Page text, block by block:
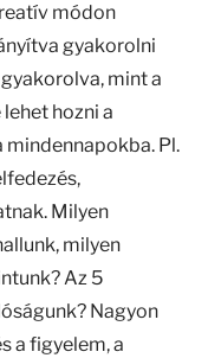
módon
gyakorolni
mint a
hozni a
Pl.
Milyen
milyen
Az 5
Nagyon
a figyelem, a